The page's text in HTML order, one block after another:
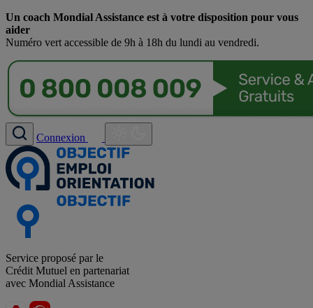
Un coach Mondial Assistance est à votre disposition pour vous
aider
Numéro vert accessible de 9h à 18h du lundi au vendredi.
Connexion
Service proposé par le
Crédit Mutuel en partenariat
avec Mondial Assistance